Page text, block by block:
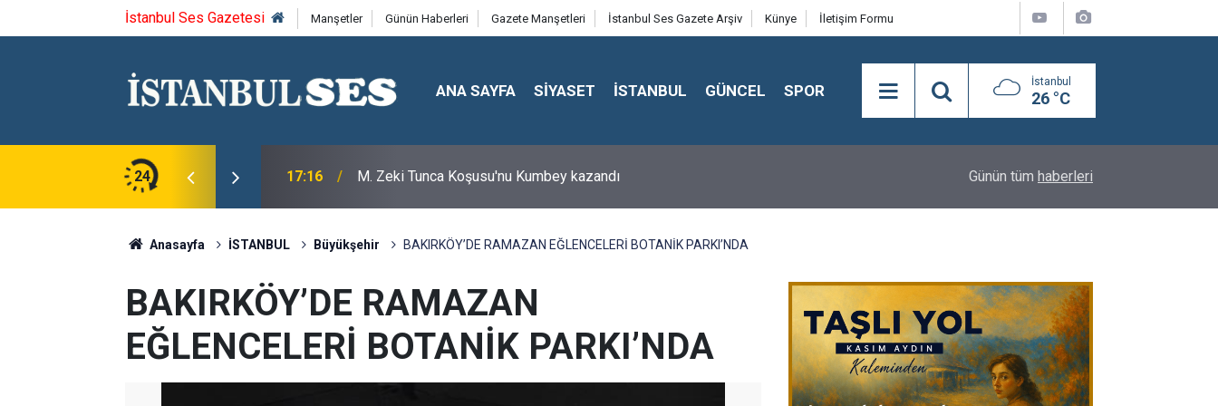
İstanbul Ses Gazetesi Manşetler Günün Haberleri Gazete Manşetleri İstanbul Ses Gazete Arşiv Künye İletişim Formu
ANA SAYFA SİYASET İSTANBUL GÜNCEL SPOR İstanbul
26 °C
24
saygıyla anıyoruz 17:16 M. Zeki Tunca Koşusu'nu Kumbey kazandı Merhum Asli Üyemiz M. Zeki Tunca'yı saygıyla
Günün tüm haberleri
Anasayfa İSTANBUL Büyükşehir BAKIRKÖY’DE RAMAZAN EĞLENCELERİ BOTANİK PARKI’NDA
BAKIRKÖY’DE RAMAZAN
EĞLENCELERİ BOTANİK PARKI’NDA